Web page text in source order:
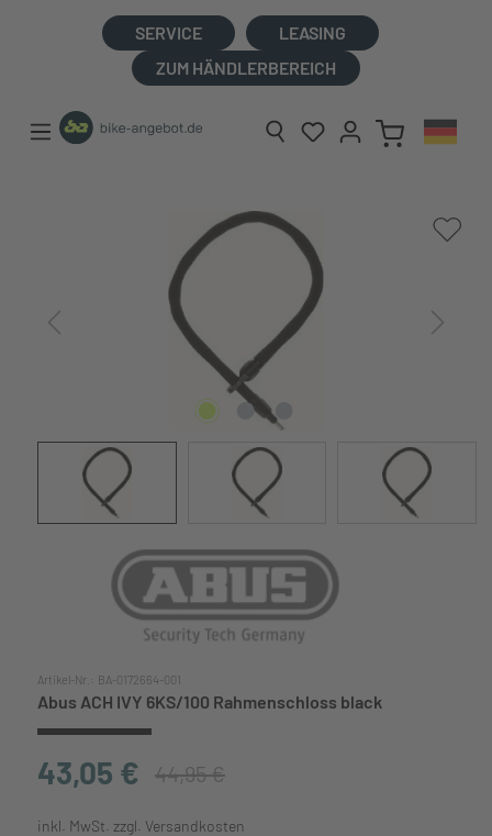
SERVICE
LEASING
ZUM HÄNDLERBEREICH
Bildergalerie überspringen
Artikel-Nr.: BA-0172664-001
Abus ACH IVY 6KS/100 Rahmenschloss black
43,05 € 44,95 €
inkl. MwSt. zzgl. Versandkosten